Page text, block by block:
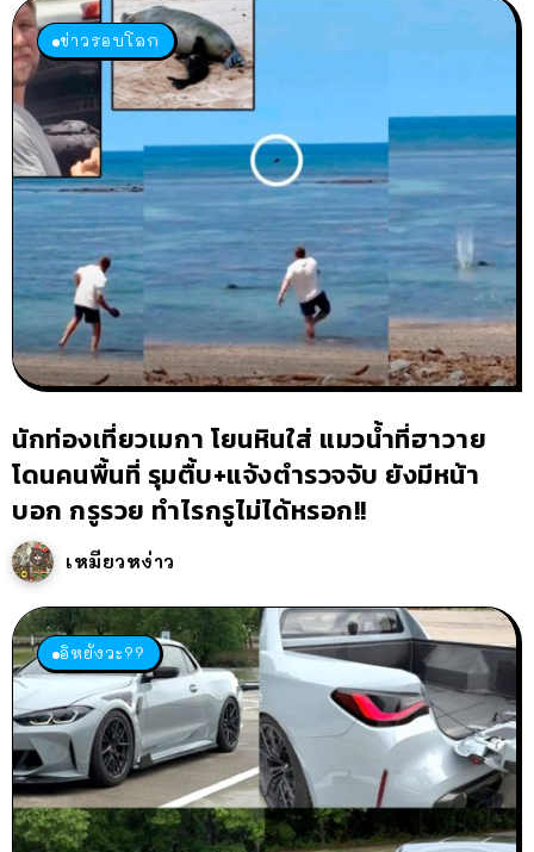
ข่าวรอบโลก
นักท่องเที่ยวเมกา โยนหินใส่ แมวน้ำที่ฮาวาย
โดนคนพื้นที่ รุมตื้บ+แจ้งตำรวจจับ ยังมีหน้า
บอก กรูรวย ทำไรกรูไม่ได้หรอก!!
เหมียวหง่าว
อิหยังวะ??